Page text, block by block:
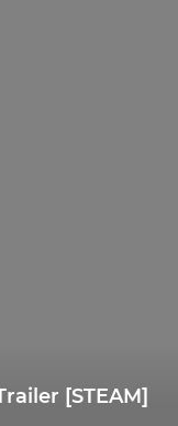
[STEAM]